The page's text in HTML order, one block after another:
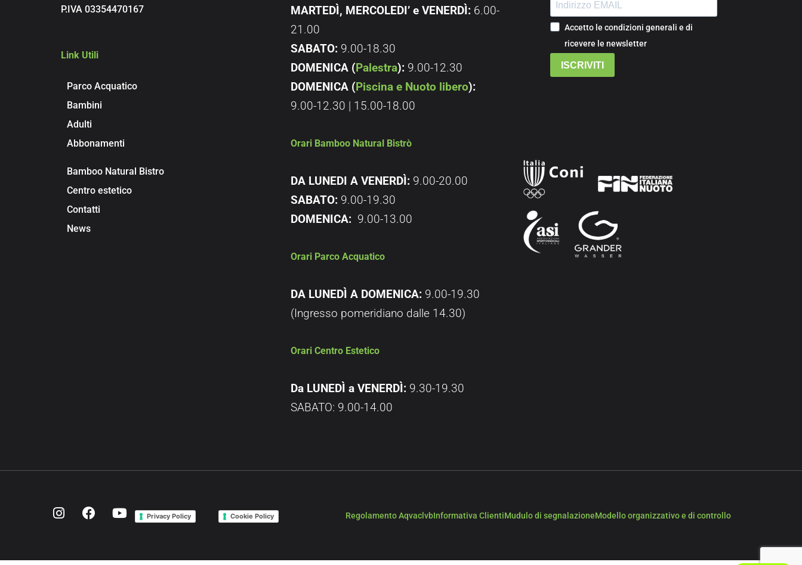
P.IVA 03354470167
Link Utili
Parco Acquatico
Bambini
Adulti
Abbonamenti
Bamboo Natural Bistro
Centro estetico
Contatti
News
MARTEDÌ, MERCOLEDI’ e VENERDÌ: 6.00-
21.00
SABATO: 9.00-18.30
DOMENICA (Palestra): 9.00-12.30
DOMENICA (Piscina e Nuoto libero):
9.00-12.30 | 15.00-18.00
Orari Bamboo Natural Bistrò
DA LUNEDI A VENERDÌ: 9.00-20.00
SABATO: 9.00-19.30
DOMENICA: 9.00-13.00
Orari Parco Acquatico
DA LUNEDÌ A DOMENICA: 9.00-19.30
(Ingresso pomeridiano dalle 14.30)
Orari Centro Estetico
Da LUNEDÌ a VENERDÌ: 9.30-19.30
SABATO: 9.00-14.00
Accetto le condizioni generali e di
ricevere le newsletter
ISCRIVITI
Privacy Policy Cookie Policy Regolamento AqvaclvbInformativa ClientiMudulo di segnalazioneModello organizzativo e di controllo